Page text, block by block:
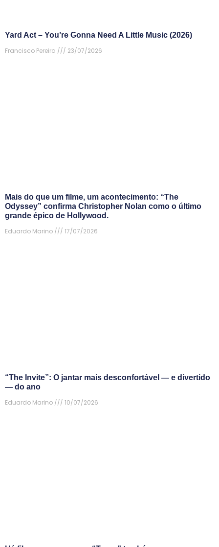
Yard Act – You’re Gonna Need A Little Music (2026)
Francisco Pereira
23/07/2026
Mais do que um filme, um acontecimento: “The
Odyssey” confirma Christopher Nolan como o último
grande épico de Hollywood.
Eduardo Marino
17/07/2026
“The Invite”: O jantar mais desconfortável — e divertido
— do ano
Eduardo Marino
10/07/2026